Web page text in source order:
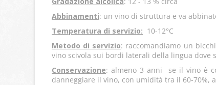
Abbinamenti: un vino di struttura e va
Temperatura di servizio: 10-12°C
Metodo di servizio: raccomandiamo un
vino scivola sui bordi laterali della lingua dove
Conservazione: almeno 3 anni se il vino è
danneggiare il vino, con umidità tra il 60-